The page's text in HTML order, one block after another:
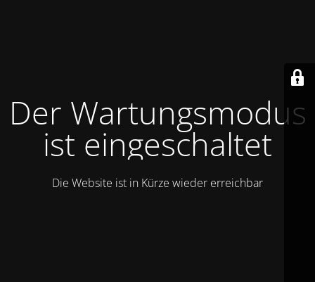
Der Wartungsmodus
ist eingeschaltet
Die Website ist in Kürze wieder erreichbar